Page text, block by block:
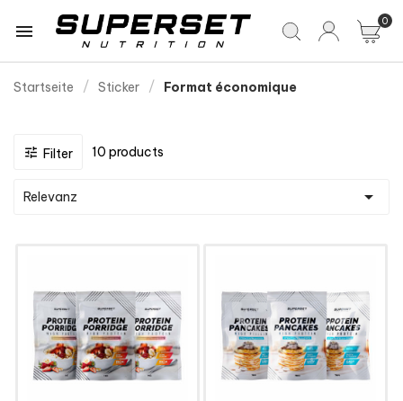
 0
Startseite Sticker Format économique
 Filter 10 products
Relevanz 